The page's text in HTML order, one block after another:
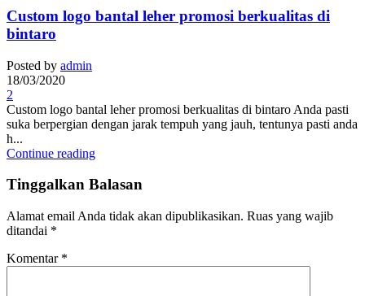
Custom logo bantal leher promosi berkualitas di
bintaro
Posted by admin
18/03/2020
2
Custom logo bantal leher promosi berkualitas di bintaro Anda pasti
suka berpergian dengan jarak tempuh yang jauh, tentunya pasti anda
h...
Continue reading
Tinggalkan Balasan
Alamat email Anda tidak akan dipublikasikan. Ruas yang wajib
ditandai *
Komentar *